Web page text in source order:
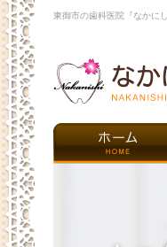
東御市の歯科医院『なかに